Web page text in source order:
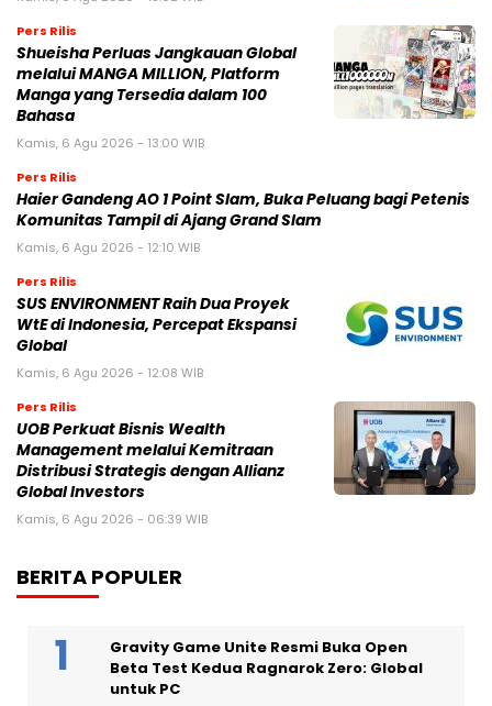
Pers Rilis
Shueisha Perluas Jangkauan Global
melalui MANGA MILLION, Platform
Manga yang Tersedia dalam 100
Bahasa
Kamis, 6 Agu 2026 - 13:00 WIB
Pers Rilis
Haier Gandeng AO 1 Point Slam, Buka Peluang bagi Petenis
Komunitas Tampil di Ajang Grand Slam
Kamis, 6 Agu 2026 - 12:10 WIB
Pers Rilis
SUS ENVIRONMENT Raih Dua Proyek
WtE di Indonesia, Percepat Ekspansi
Global
Kamis, 6 Agu 2026 - 12:08 WIB
Pers Rilis
UOB Perkuat Bisnis Wealth
Management melalui Kemitraan
Distribusi Strategis dengan Allianz
Global Investors
Kamis, 6 Agu 2026 - 06:39 WIB
BERITA POPULER
Gravity Game Unite Resmi Buka Open
Beta Test Kedua Ragnarok Zero: Global
untuk PC